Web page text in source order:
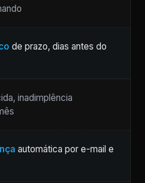
de prazo, dias antes do
inadimplência
automática por e-mail e